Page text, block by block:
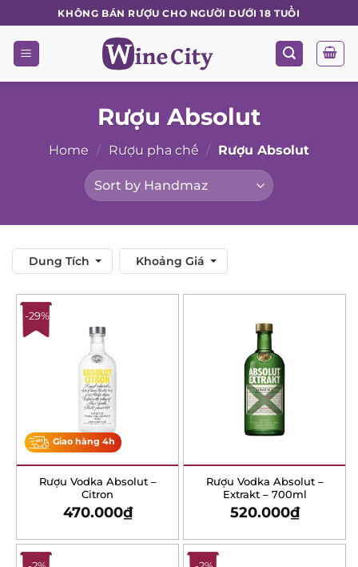
to
content
KHÔNG BÁN RƯỢU CHO NGƯỜI DƯỚI 18 TUỔI
Rượu Absolut
Home Rượu pha chế Rượu Absolut
Dung Tích Khoảng Giá
-29%
Giao hàng 4h
Rượu Vodka Absolut –
Citron
470.000₫
Rượu Vodka Absolut –
Extrakt – 700ml
520.000₫
-2% -2%